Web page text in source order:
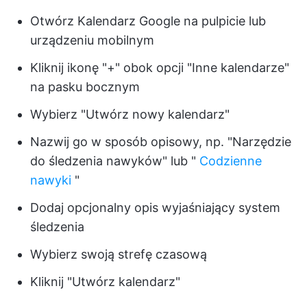
Otwórz Kalendarz Google na pulpicie lub
urządzeniu mobilnym
Kliknij ikonę "+" obok opcji "Inne kalendarze"
na pasku bocznym
Wybierz "Utwórz nowy kalendarz"
Nazwij go w sposób opisowy, np. "Narzędzie
do śledzenia nawyków" lub " Codzienne
nawyki "
Dodaj opcjonalny opis wyjaśniający system
śledzenia
Wybierz swoją strefę czasową
Kliknij "Utwórz kalendarz"